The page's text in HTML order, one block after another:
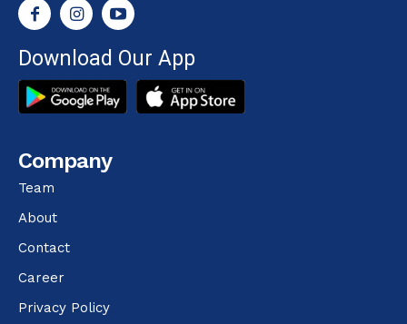
Download Our App
Company
Team
About
Contact
Career
Privacy Policy